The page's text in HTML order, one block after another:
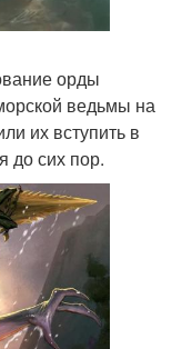
орды
ведьмы на
их вступить в
до сих пор.